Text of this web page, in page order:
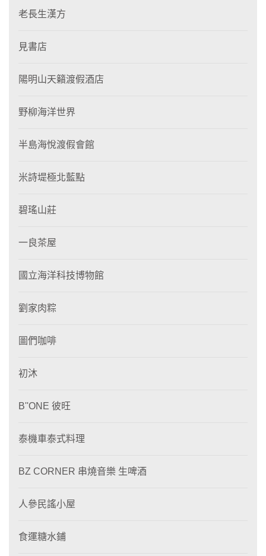
老長生漢方
見書店
陽明山天籟渡假酒店
野柳海洋世界
半島海悅渡假會館
米詩堤極北藍點
碧瑤山莊
一良茶屋
國立海洋科技博物館
劉家肉粽
圖們咖啡
初沐
B''ONE 彼旺
泰機車泰式料理
BZ CORNER 串燒音樂 生啤酒
人參民謠小屋
食運糖水鋪